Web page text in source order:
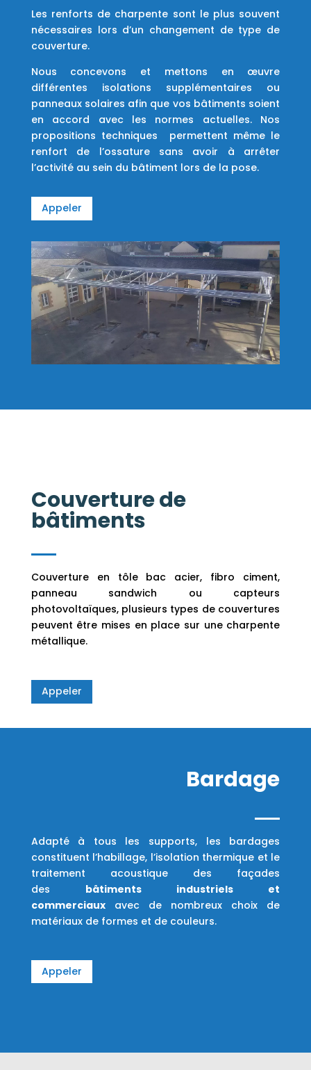
Les renforts de charpente sont le plus souvent
nécessaires lors d’un changement de type de
couverture.
Nous concevons et mettons en œuvre
différentes isolations supplémentaires ou
panneaux solaires afin que vos bâtiments soient
en accord avec les normes actuelles. Nos
propositions techniques permettent même le
renfort de l’ossature sans avoir à arrêter
l’activité au sein du bâtiment lors de la pose.
Appeler
Couverture de
bâtiments
Couverture en tôle bac acier, fibro ciment,
panneau sandwich ou capteurs
photovoltaïques, plusieurs types de couvertures
peuvent être mises en place sur une charpente
métallique.
Appeler
Bardage
Adapté à tous les supports, les bardages
constituent l’habillage, l’isolation thermique et le
traitement acoustique des façades
des bâtiments industriels et
commerciauxavec de nombreux choix de
matériaux de formes et de couleurs.
Appeler